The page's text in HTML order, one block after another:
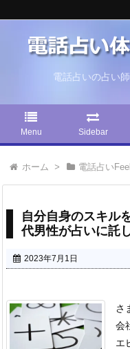
電話占いの占い
Menu Sidebar
ホーム > 電話占いFeel
自分自身のスキル
代男性が占いに託
2023年7月1日
さ
会
エ